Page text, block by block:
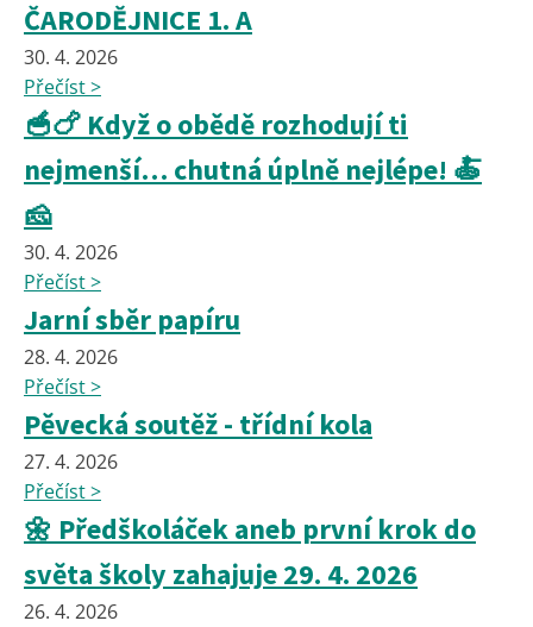
ČARODĚJNICE 1. A
30. 4. 2026
Přečíst >
🥣🍗 Když o obědě rozhodují ti
nejmenší… chutná úplně nejlépe! 🍝
🧀
30. 4. 2026
Přečíst >
Jarní sběr papíru
28. 4. 2026
Přečíst >
Pěvecká soutěž - třídní kola
27. 4. 2026
Přečíst >
🌼 Předškoláček aneb první krok do
světa školy zahajuje 29. 4. 2026
26. 4. 2026